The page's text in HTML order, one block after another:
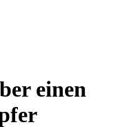
einen